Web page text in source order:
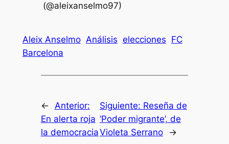
(@aleixanselmo97)
Aleix Anselmo Análisis elecciones FC
Barcelona
← Anterior:
En alerta roja
la democracia
Siguiente: Reseña de
‘Poder migrante’, de
Violeta Serrano
→